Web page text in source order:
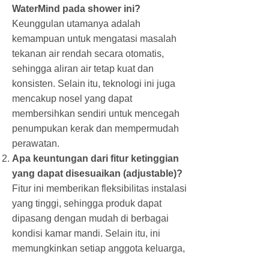
WaterMind pada shower ini?
Keunggulan utamanya adalah
kemampuan untuk mengatasi masalah
tekanan air rendah secara otomatis,
sehingga aliran air tetap kuat dan
konsisten. Selain itu, teknologi ini juga
mencakup nosel yang dapat
membersihkan sendiri untuk mencegah
penumpukan kerak dan mempermudah
perawatan.
Apa keuntungan dari fitur ketinggian
yang dapat disesuaikan (adjustable)?
Fitur ini memberikan fleksibilitas instalasi
yang tinggi, sehingga produk dapat
dipasang dengan mudah di berbagai
kondisi kamar mandi. Selain itu, ini
memungkinkan setiap anggota keluarga,